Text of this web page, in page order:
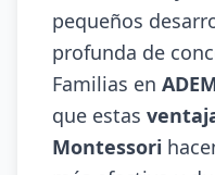
pequeños
profunda de
Familias en
que estas
Montessori